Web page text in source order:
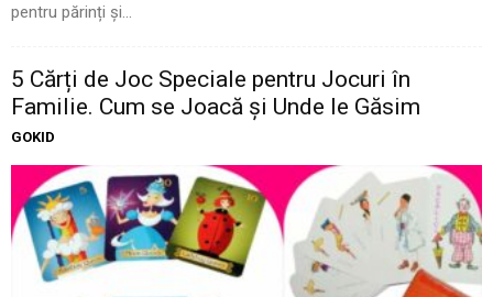
pentru părinți și...
5 Cărți de Joc Speciale pentru Jocuri în
Familie. Cum se Joacă și Unde le Găsim
GOKID